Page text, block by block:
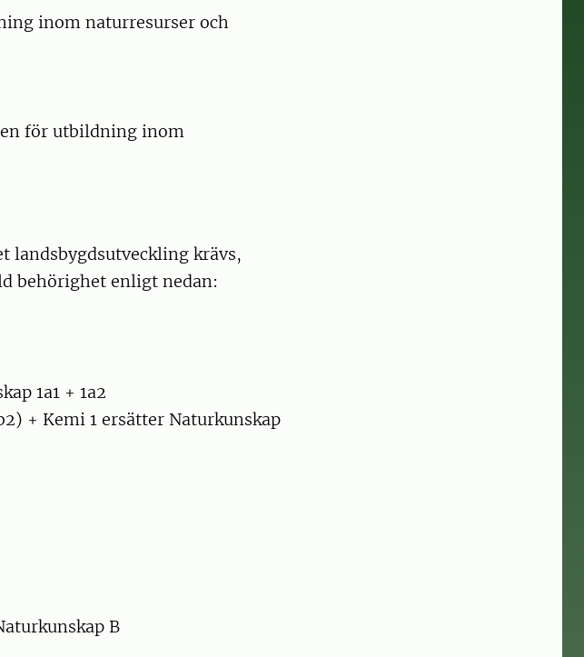
inom naturresurser och
för utbildning inom
landsbygdsutveckling krävs,
behörighet enligt nedan:
1a1 + 1a2
+ Kemi 1 ersätter Naturkunskap
B